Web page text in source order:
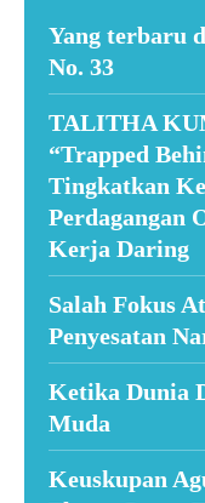
Yang terbaru
No. 33
TALITHA
“Trapped
Tingkatkan
Perdagangan
Kerja Daring
Salah Fokus
Penyesatan
Ketika Dunia
Muda
Keuskupan